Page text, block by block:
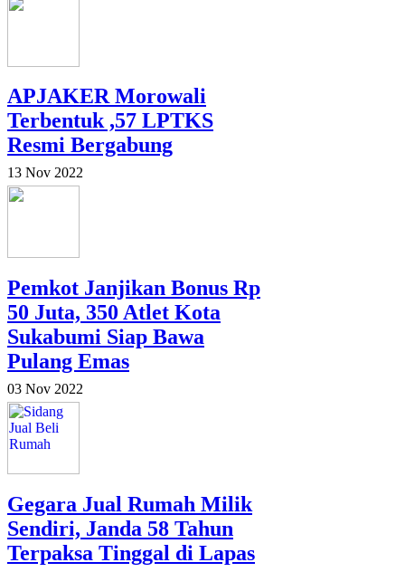
APJAKER Morowali
Terbentuk ,57 LPTKS
Resmi Bergabung
13 Nov 2022
Pemkot Janjikan Bonus Rp
50 Juta, 350 Atlet Kota
Sukabumi Siap Bawa
Pulang Emas
03 Nov 2022
Gegara Jual Rumah Milik
Sendiri, Janda 58 Tahun
Terpaksa Tinggal di Lapas